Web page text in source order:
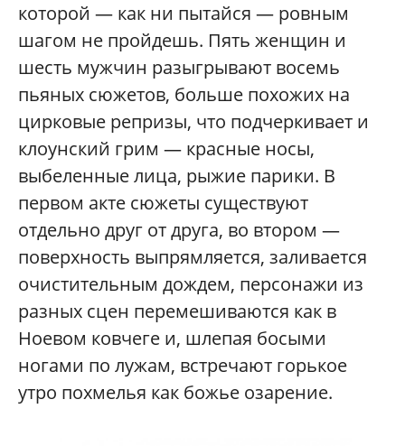
которой — как ни пытайся — ровным
шагом не пройдешь. Пять женщин и
шесть мужчин разыгрывают восемь
пьяных сюжетов, больше похожих на
цирковые репризы, что подчеркивает и
клоунский грим — красные носы,
выбеленные лица, рыжие парики. В
первом акте сюжеты существуют
отдельно друг от друга, во втором —
поверхность выпрямляется, заливается
очистительным дождем, персонажи из
разных сцен перемешиваются как в
Ноевом ковчеге и, шлепая босыми
ногами по лужам, встречают горькое
утро похмелья как божье озарение.